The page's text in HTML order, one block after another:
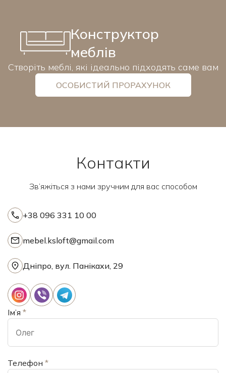
Конструктор
меблів
Створіть меблі, які ідеально підходять саме вам
ОСОБИСТИЙ ПРОРАХУНОК
Контакти
Зв’яжіться з нами зручним для вас способом
+38 096 331 10 00
mebel.ksloft@gmail.com
Дніпро, вул. Панікахи, 29
Ім’я *
Телефон *